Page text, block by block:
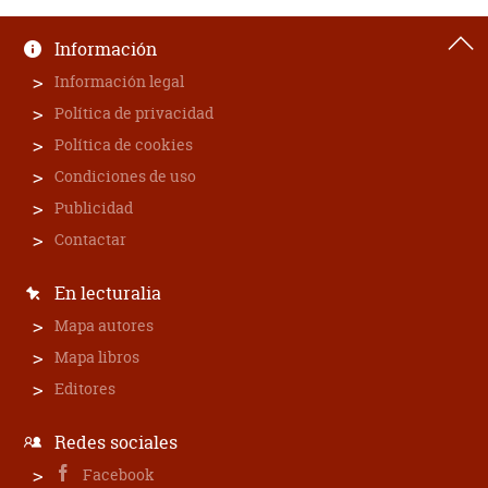
Información
Información legal
Política de privacidad
Política de cookies
Condiciones de uso
Publicidad
Contactar
En lecturalia
Mapa autores
Mapa libros
Editores
Redes sociales
Facebook